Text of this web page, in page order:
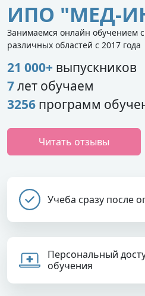
ИПО "МЕД-
Занимаемся онлайн обучением
различных областей с 2017 года
21 000+ выпускников
7лет обучаем
3256 программ
Читать отзывы
Учеба сразу после
Персональный
обучения